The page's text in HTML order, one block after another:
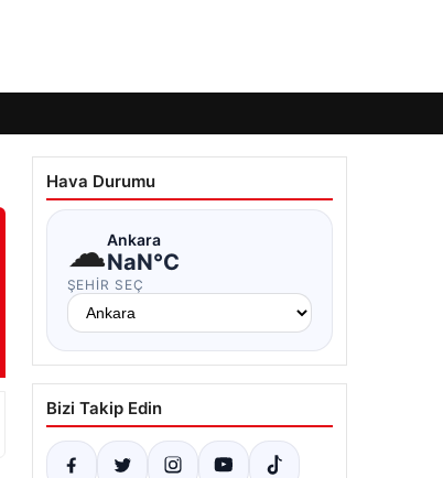
Hava Durumu
☁Ankara
NaN°C
ŞEHIR SEÇ
Bizi Takip Edin